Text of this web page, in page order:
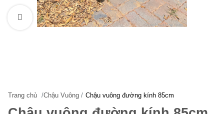
Xem hình lớn
Trang chủ /Chậu Vuông / Chậu vuông đường kính 85cm